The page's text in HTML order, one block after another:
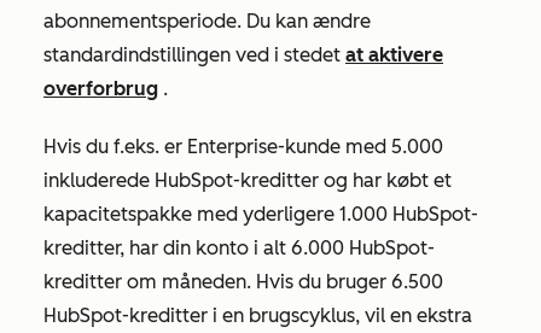
abonnementsperiode. Du kan ændre
standardindstillingen ved i stedet at aktivere
overforbrug .
Hvis du f.eks. er Enterprise-kunde med 5.000
inkluderede HubSpot-kreditter og har købt et
kapacitetspakke med yderligere 1.000 HubSpot-
kreditter, har din konto i alt 6.000 HubSpot-
kreditter om måneden. Hvis du bruger 6.500
HubSpot-kreditter i en brugscyklus, vil en ekstra